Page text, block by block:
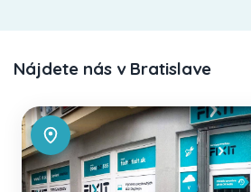
Nájdete nás v Bratislave